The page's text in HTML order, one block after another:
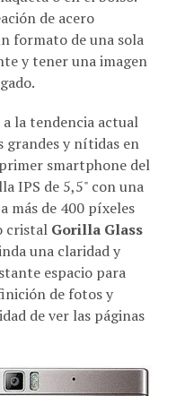
de acero
formato de una sola
y tener una imagen
la tendencia actual
grandes y nítidas en
smartphone del
IPS de 5,5" con una
más de 400 píxeles
cristal Gorilla Glass
una claridad y
espacio para
de fotos y
de ver las páginas